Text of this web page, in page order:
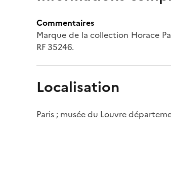
Commentaires
Marque de la collection Horace
RF 35246.
Localisation
Paris ; musée du Louvre